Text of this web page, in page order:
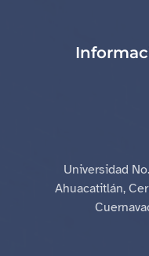
Universidad
Ahuacatitlán,